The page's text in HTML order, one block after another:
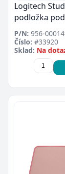
Logitech
podložka
P/N: 956-
Číslo: #33920
Sklad: Na